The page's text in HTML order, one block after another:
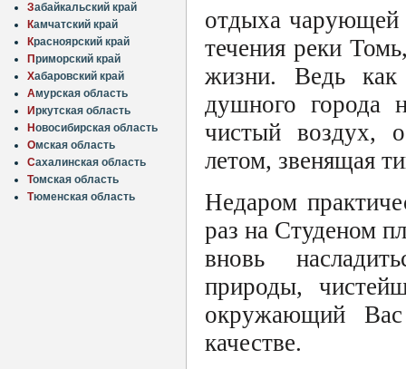
Забайкальский край
Камчатский край
Красноярский край
Приморский край
Хабаровский край
Амурская область
Иркутская область
Новосибирская область
Омская область
Сахалинская область
Томская область
Тюменская область
отдыха чарующей
течения реки
жизни. Ведь
душного города
чистый воздух,
летом, звенящая
Недаром
раз на Студеном
вновь
природы,
окружающий
качестве.